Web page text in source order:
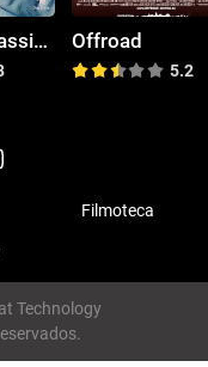
Love, Lies, Passions Offroad
5.2
Filmoteca
Technology